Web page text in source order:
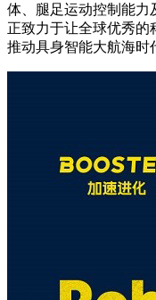
体、腿足运动控制能力
正致力于让全球优秀的
推动具身智能大航海时